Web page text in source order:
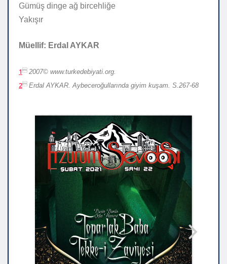
Gümüş dinge ağ bircehliğe
Yakışır
Müellif: Erdal AYKAR
1 2007© www.turkedebiyati.org.
2 Erdal AYKAR. Aybeceroğullarında giyim kuşam. S.267-68